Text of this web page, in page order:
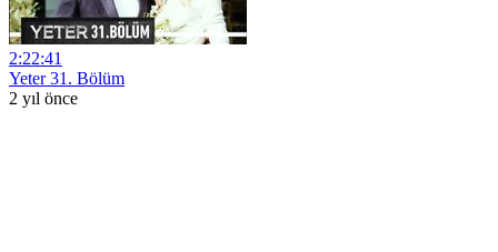
2:22:41
Yeter 31. Bölüm
2 yıl önce